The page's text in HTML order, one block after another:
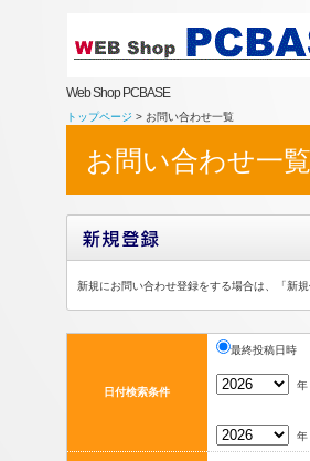
Web Shop PCBASE
トップページ > お問い合わせ一覧
お問い合わせ一覧
新規にお問い合わせ登録をする場合は、「新
日付検索条件
最終投稿日時